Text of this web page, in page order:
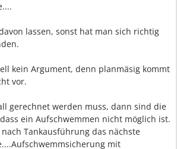
lassen, sonst hat man sich richtig
kein Argument, denn planmäsig kommt
vor.
gerechnet werden muss, dann sind die
ein Aufschwemmen nicht möglich ist.
Tankausführung das nächste
mit